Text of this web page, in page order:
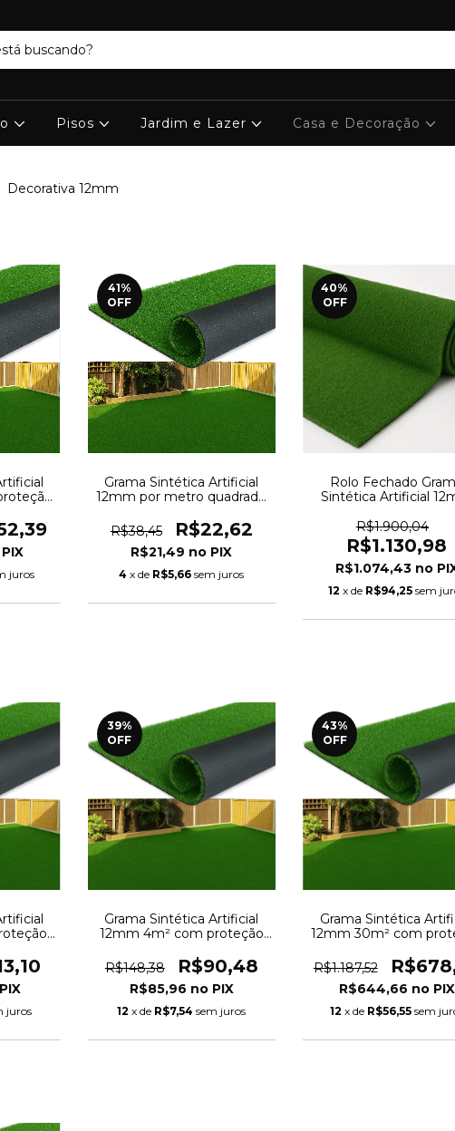
Pisos Jardim e Lazer Casa e Decoração
Decorativa 12mm
juros
41%
OFF
Grama Sintética Artificial
12mm por metro quadrado
Fungo
R$38,45 R$22,62
R$21,49
4 x de R$5,66 sem juros
40%
OFF
Rolo Fechado
Sintética Artificial
Anti-Fungo 2,00 x
R$1.900,04
R$1.130,98
R$1.074,43
12 x de R$94,25 sem
juros
39%
OFF
Grama Sintética Artificial
12mm 4m² com proteção
2,00m
R$148,38 R$90,48
R$85,96
12 x de R$7,54 sem juros
43%
OFF
Grama Sintética
12mm 30m² com
15,00m
R$1.187,52
R$644,66
12 x de R$56,55 sem